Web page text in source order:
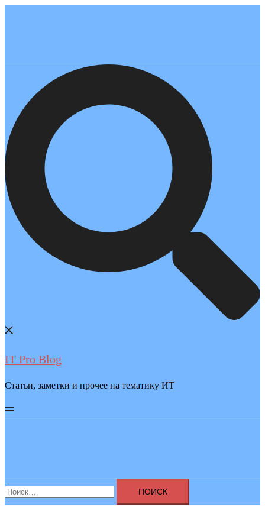
IT Pro Blog
Статьи, заметки и прочее на тематику ИТ
Найти: